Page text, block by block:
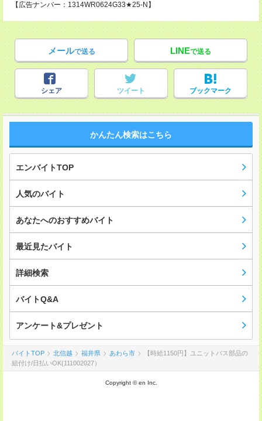
【広告ナンバー：1314WR0624G33★25-N】
メールで送る LINEで送る
シェア ツイート ブックマーク
かんたん検索はこちら
エンバイトTOP
人気のバイト
あなたへのおすすめバイト
最近見たバイト
詳細検索
バイトQ&A
アンケート&プレゼント
バイトTOP 北信越 福井県 あわら市
【時給1150円】ユニットバス部品の
組付け/日払いOK(111002027）
Copyright © en Inc.